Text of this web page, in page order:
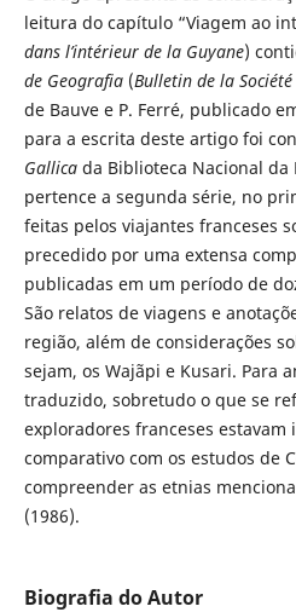
leitura do capítulo “Viagem ao
dans l’intérieur de la Guyane)
de Geografia(Bulletin de la
de Bauve e P. Ferré, publicado
para a escrita deste artigo foi
Gallicada Biblioteca Nacional da
pertence a segunda série, no
feitas pelos viajantes franceses
precedido por uma extensa
publicadas em um período de
São relatos de viagens e
região, além de considerações
sejam, os Wajãpi e Kusari. Para
traduzido, sobretudo o que se
exploradores franceses estavam
comparativo com os estudos de
compreender as etnias
(1986).
Biografia do Autor